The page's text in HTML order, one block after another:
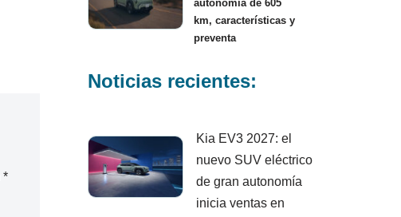
*
autonomía de 605
km, características y
preventa
Noticias recientes:
Kia EV3 2027: el
nuevo SUV eléctrico
de gran autonomía
inicia ventas en